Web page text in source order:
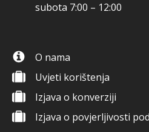
subota 7:00 – 12:00
O nama
Uvjeti korištenja
Izjava o konverziji
Izjava o povjerljivosti